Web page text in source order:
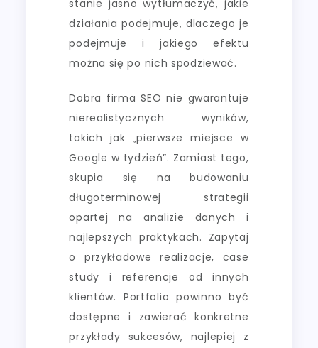
stanie jasno wytłumaczyć, jakie
działania podejmuje, dlaczego je
podejmuje i jakiego efektu
można się po nich spodziewać.
Dobra firma SEO nie gwarantuje
nierealistycznych wyników,
takich jak „pierwsze miejsce w
Google w tydzień”. Zamiast tego,
skupia się na budowaniu
długoterminowej strategii
opartej na analizie danych i
najlepszych praktykach. Zapytaj
o przykładowe realizacje, case
study i referencje od innych
klientów. Portfolio powinno być
dostępne i zawierać konkretne
przykłady sukcesów, najlepiej z